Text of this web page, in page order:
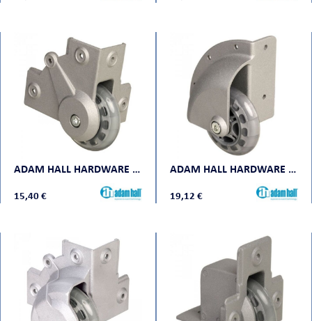
ADAM HALL HARDWARE 37451 S
15,40 €
ADAM HALL HARDWARE 37500 S
19,12 €